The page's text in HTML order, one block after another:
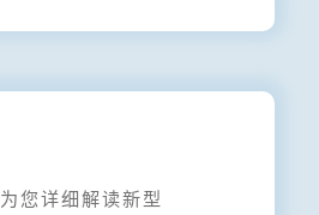
您详细解读新型